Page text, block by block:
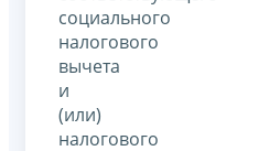
социального
налогового
вычета
и
(или)
налогового